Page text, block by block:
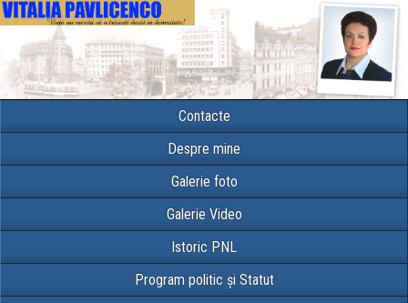
Contacte
Despre mine
Galerie foto
Galerie Video
Istoric PNL
Program politic și Statut